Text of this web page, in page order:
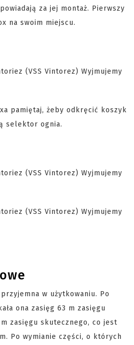
za jej montaż. Pierwszy
na swoim miejscu.
pamiętaj, żeby odkręcić koszyk
selektor ognia.
w użytkowaniu. Po
ona zasięg 63 m zasięgu
zasięgu skutecznego, co jest
Po wymianie części, o których